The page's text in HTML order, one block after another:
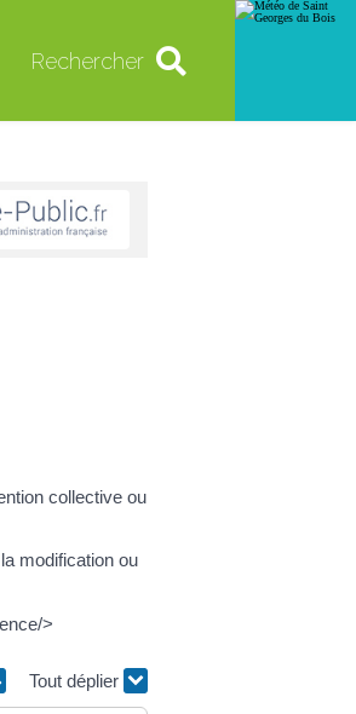
Rechercher
collective ou
modification ou
>
Tout déplier